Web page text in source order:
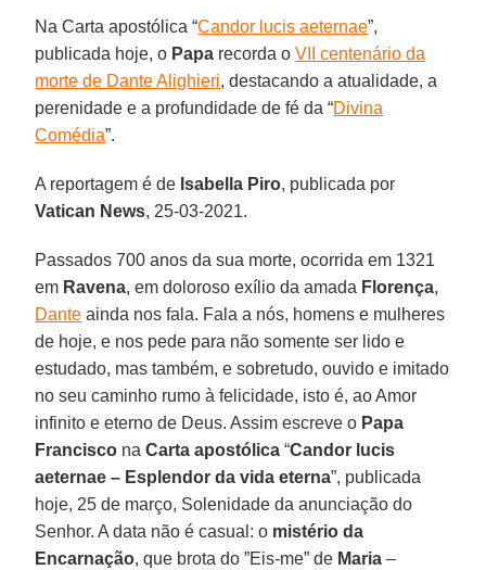
Na Carta apostólica “Candor lucis aeternae”,
publicada hoje, o Papa recorda oVII centenário da
morte de Dante Alighieri, destacando a atualidade, a
perenidade e a profundidade de fé da “Divina
Comédia”.
A reportagem é de Isabella Piro, publicada por
Vatican News, 25-03-2021.
Passados 700 anos da sua morte, ocorrida em 1321
em Ravena, em doloroso exílio da amada Florença,
Dante ainda nos fala. Fala a nós, homens e mulheres
de hoje, e nos pede para não somente ser lido e
estudado, mas também, e sobretudo, ouvido e imitado
no seu caminho rumo à felicidade, isto é, ao Amor
infinito e eterno de Deus. Assim escreve o Papa
Francisco na Carta apostólica “Candor lucis
aeternae – Esplendor da vida eterna”, publicada
hoje, 25 de março, Solenidade da anunciação do
Senhor. A data não é casual: o mistério da
Encarnação, que brota do ”Eis-me” de Maria –